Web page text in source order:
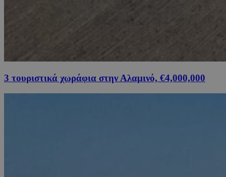
3 τουριστικά χωράφια στην Αλαμινό, €4,000,000